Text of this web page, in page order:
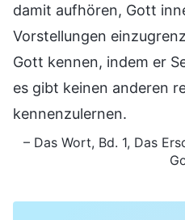
damit aufhören, Gott
Vorstellungen
Gott kennen, indem er
es gibt keinen anderen
kennenzulernen.
– Das Wort, Bd. 1, Das